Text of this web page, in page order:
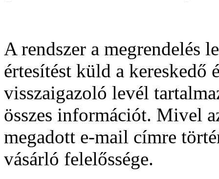
A rendszer a megrendelés
értesítést küld a kereskedő
visszaigazoló levél
összes információt. Mivel
megadott e-mail címre
vásárló felelőssége.